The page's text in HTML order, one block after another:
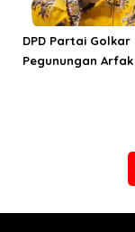
DPD Partai Golkar
Pegunungan